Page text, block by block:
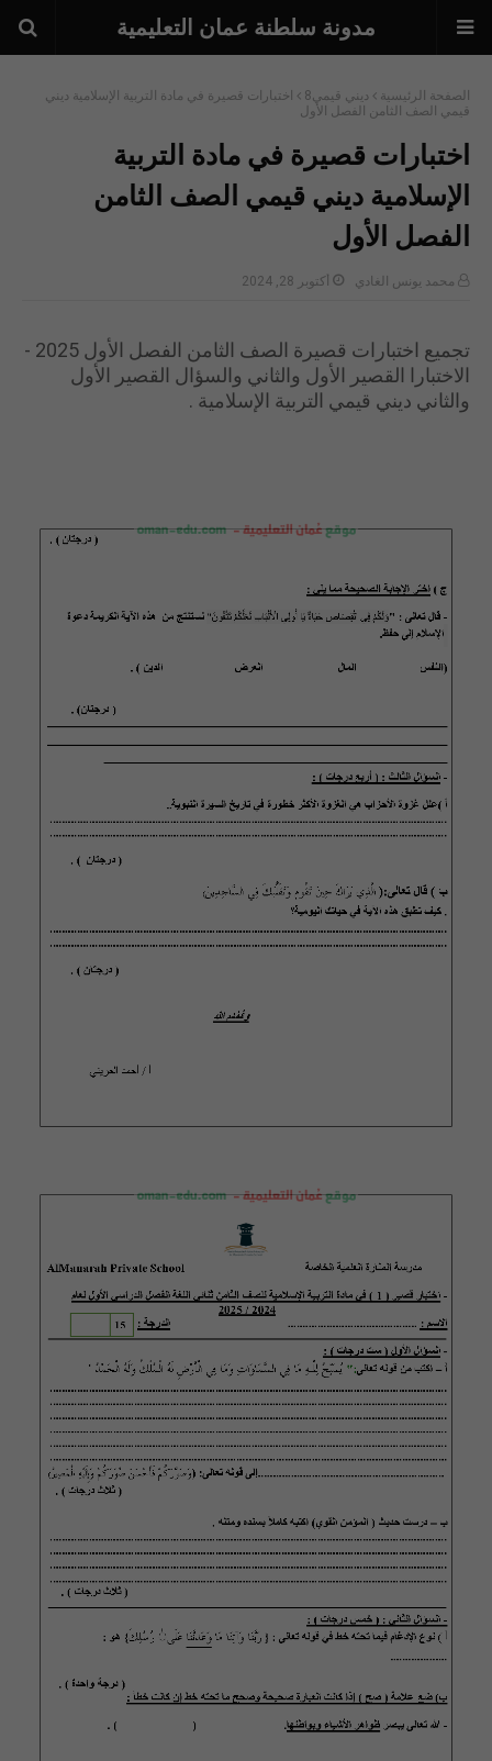
مدونة سلطنة عمان التعليمية
الصفحة الرئيسية ديني قيمي8
اختبارات قصيرة في مادة التربية الإسلامية ديني
قيمي الصف الثامن الفصل الأول
اختبارات قصيرة في مادة التربية
الإسلامية ديني قيمي الصف الثامن
الفصل الأول
محمد يونس الغادي أكتوبر 28, 2024
تجميع اختبارات قصيرة الصف الثامن الفصل الأول 2025 -
الاختبارا القصير الأول والثاني والسؤال القصير الأول
والثاني ديني قيمي التربية الإسلامية .